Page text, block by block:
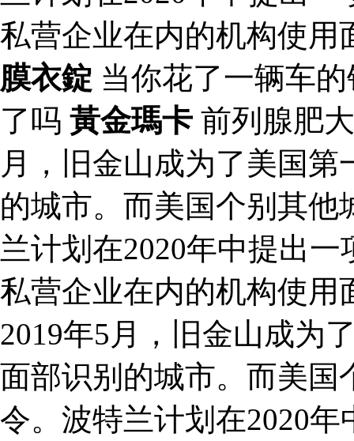
私营企业在内的机构使
膜衣錠 当你花了一辆车
了吗 黃金瑪卡 前列腺肥
月，旧金山成为了美国
的城市。而美国个别其
兰计划在2020年中提出
私营企业在内的机构使
2019年5月，旧金山成为
面部识别的城市。而美国
令。波特兰计划在2020